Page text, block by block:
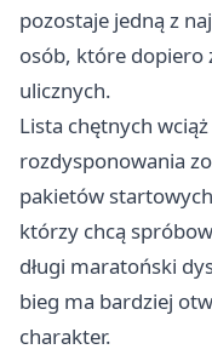
pozostaje jedną z
osób, które dopiero
ulicznych.
Lista chętnych
rozdysponowania
pakietów
którzy chcą
długi maratoński
bieg ma bardziej
charakter.